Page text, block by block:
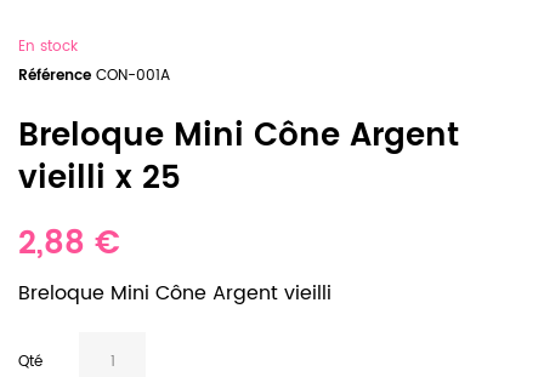
En stock
Référence CON-001A
Breloque Mini Cône Argent
vieilli x 25
2,88 €
Breloque Mini Cône Argent vieilli
Qté